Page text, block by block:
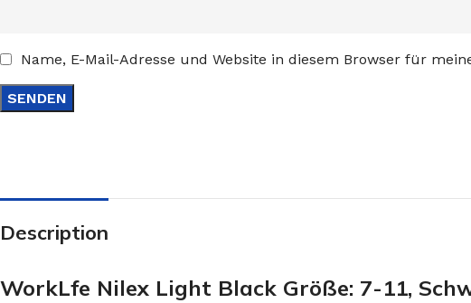
Name, E-Mail-Adresse und Website in diesem Browser für
Description
WorkLfe Nilex Light Black Größe: 7-11,